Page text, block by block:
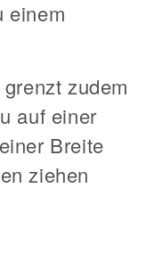
einem
zudem
auf einer
Breite
ziehen